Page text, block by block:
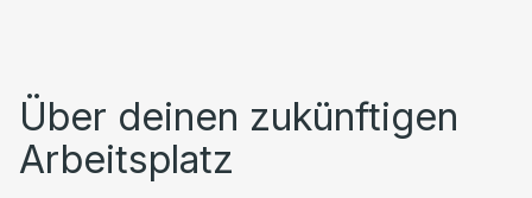
Über deinen zukünftigen
Arbeitsplatz